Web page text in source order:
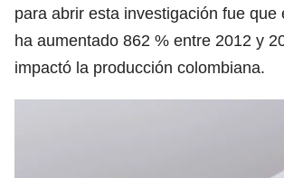
para abrir esta investigación fue que
ha aumentado 862 % entre 2012 y
impactó la producción colombiana.